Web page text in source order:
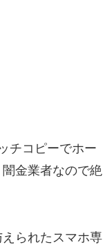
チコピーでホー
金業者なので絶
られたスマホ専